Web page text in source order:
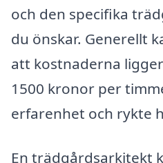
och den specifika
du önskar. Generellt
att kostnaderna
1500 kronor per
erfarenhet och rykte
En trädgårdsarkitekt